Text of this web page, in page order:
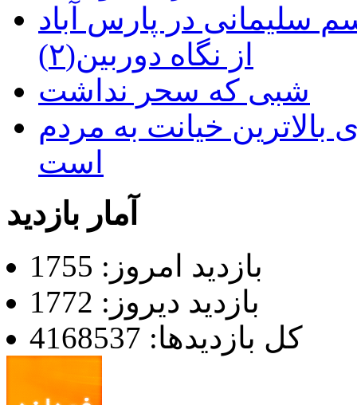
سلیمانی در پارس آباد
از نگاه دوربین(۲)
شبی که سحر نداشت
خیانت به مردم
است
آمار بازدید
بازدید امروز: 1755
بازدید دیروز: 1772
کل بازدیدها: 4168537